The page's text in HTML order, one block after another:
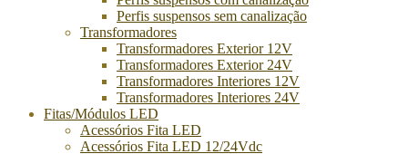
Perfis suspensos sem canalização
Transformadores
Transformadores Exterior 12V
Transformadores Exterior 24V
Transformadores Interiores 12V
Transformadores Interiores 24V
Fitas/Módulos LED
Acessórios Fita LED
Acessórios Fita LED 12/24Vdc